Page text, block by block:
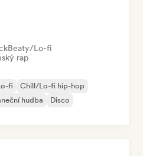
Beaty/Lo-fi
rap
fi
Chill/Lo-fi hip-hop
hudba
Disco